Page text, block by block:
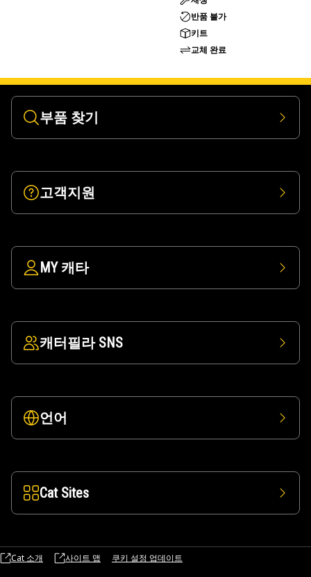
반품 불가
키트
교체 완료
부품 찾기
고객지원
MY 캐타
캐터필라 SNS
언어
Cat Sites
Cat 소개 사이트 맵 쿠키 설정 업데이트